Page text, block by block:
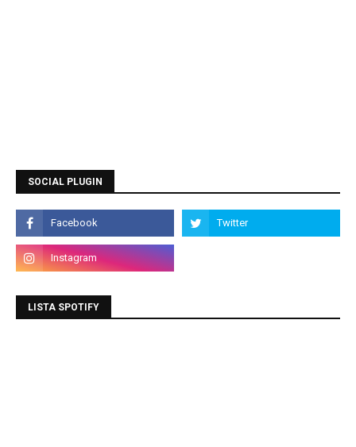
SOCIAL PLUGIN
LISTA SPOTIFY